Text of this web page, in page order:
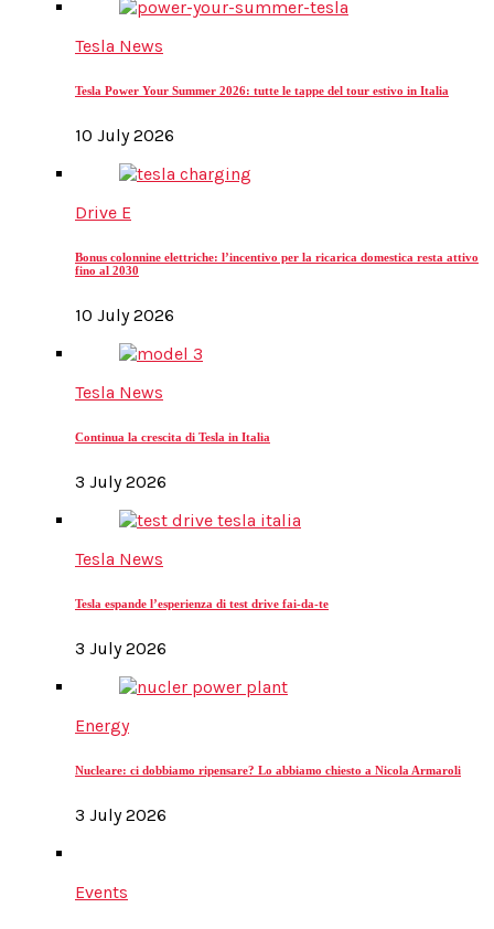
Tesla News
Tesla Power Your Summer 2026: tutte le tappe del tour estivo in Italia
10 July 2026
Drive E
Bonus colonnine elettriche: l’incentivo per la ricarica domestica resta attivo
fino al 2030
10 July 2026
Tesla News
Continua la crescita di Tesla in Italia
3 July 2026
Tesla News
Tesla espande l’esperienza di test drive fai-da-te
3 July 2026
Energy
Nucleare: ci dobbiamo ripensare? Lo abbiamo chiesto a Nicola Armaroli
3 July 2026
Events